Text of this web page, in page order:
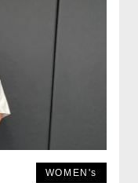
WOMEN's